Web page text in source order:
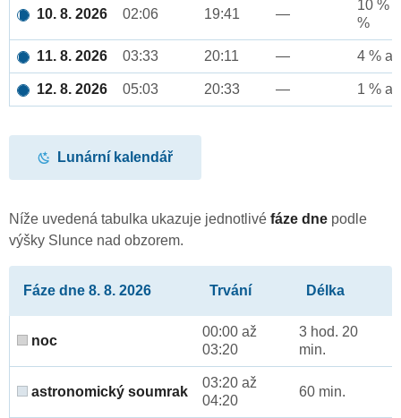
10. 8. 2026 02:06 19:41 —
10 %
%
11. 8. 2026 03:33 20:11 — 4 %
12. 8. 2026 05:03 20:33 — 1 %
Lunární kalendář
Níže uvedená tabulka ukazuje jednotlivé fáze dne podle
výšky Slunce nad obzorem.
Fáze dne 8. 8. 2026 Trvání Délka
noc
00:00 až
03:20
3 hod. 20
min.
astronomický soumrak
03:20 až
04:20
60 min.